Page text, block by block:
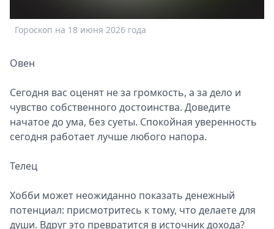
Гороскоп на 18 июня 2026 года
Овен
Сегодня вас оценят не за громкость, а за дело и
чувство собственного достоинства. Доведите
начатое до ума, без суеты. Спокойная уверенность
сегодня работает лучше любого напора.
Телец
Хобби может неожиданно показать денежный
потенциал: присмотритесь к тому, что делаете для
души. Вдруг это превратится в источник дохода?